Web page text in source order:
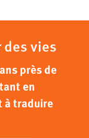
vies
près de
en
à traduire